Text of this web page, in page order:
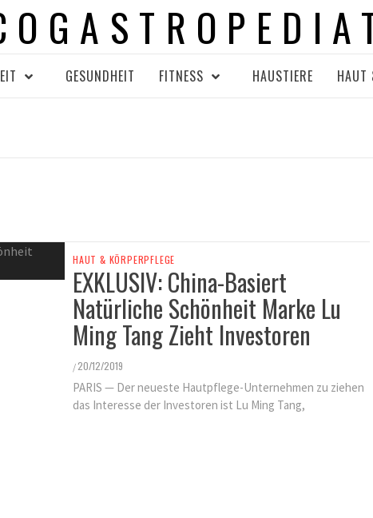
GESUNDHEIT FITNESS HAUSTIERE HAUT
HAUT & KÖRPERPFLEGE
EXKLUSIV: China-Basiert
Natürliche Schönheit Marke Lu
Ming Tang Zieht Investoren
/ 20/12/2019
PARIS — Der neueste Hautpflege-Unternehmen zu ziehen
das Interesse der Investoren ist Lu Ming Tang,
FINDEN SIE ES ALS KINDERARZT
NICHT FRUSTRIEREND, DASS